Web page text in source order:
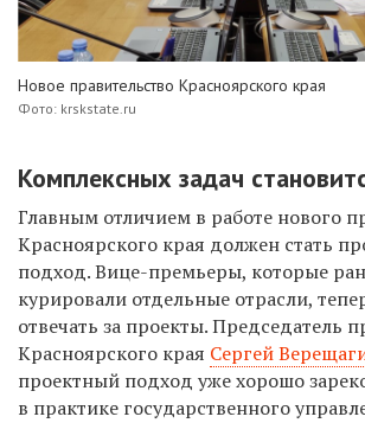
Новое правительство Красноярского края
Фото: krskstate.ru
Комплексных задач
Главным отличием в работе нового
Красноярского края должен стать
подход. Вице-премьеры, которые
курировали отдельные отрасли,
отвечать за проекты. Председатель
Красноярского края Сергей
проектный подход уже хорошо
в практике государственного